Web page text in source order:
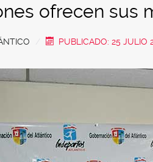
ofrecen sus
PUBLICADO: 25 JULIO